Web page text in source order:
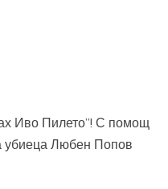
Иво Пилето”! С помощ
убиеца Любен Попов